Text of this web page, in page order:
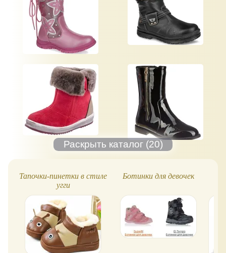
Тапочки-пинетки в стиле
угги
Ботинки для девочек